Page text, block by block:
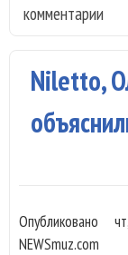
комментарии
Niletto,
Опубликовано
NEWSmuz.com